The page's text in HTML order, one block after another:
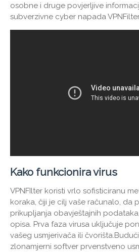
osobne i druge povjerljive
subverzivne cyber napada
Kako funkcionira virus
VPNFIlter koristi vrlo sofisticiranu
koraka, čiji je cilj vaše računalo, da
prikupljanja obavještajnih
opisa. Prva faza virusa uključuje
vašeg usmjerivača ili
zlonamjerni softver prvenstveno